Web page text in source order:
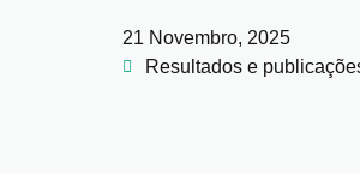
21 Novembro, 2025
Resultados e